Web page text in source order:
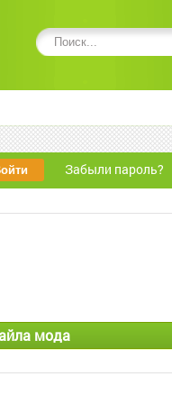
Забыли пароль?
мода